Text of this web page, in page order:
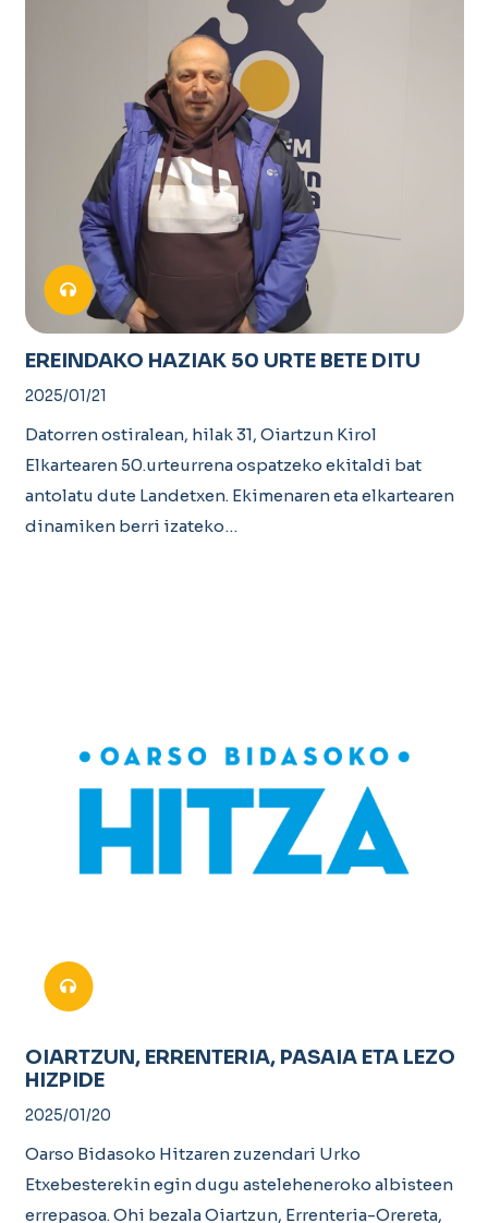
EREINDAKO HAZIAK 50 URTE BETE DITU
2025/01/21
Datorren ostiralean, hilak 31, Oiartzun Kirol
Elkartearen 50.urteurrena ospatzeko ekitaldi bat
antolatu dute Landetxen. Ekimenaren eta elkartearen
dinamiken berri izateko…
OIARTZUN, ERRENTERIA, PASAIA ETA LEZO
HIZPIDE
2025/01/20
Oarso Bidasoko Hitzaren zuzendari Urko
Etxebesterekin egin dugu asteleheneroko albisteen
errepasoa. Ohi bezala Oiartzun, Errenteria-Orereta,